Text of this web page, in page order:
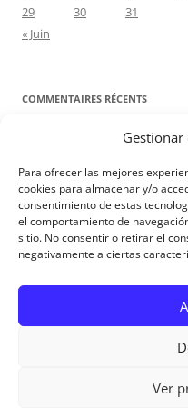
Para ofrecer las mejores
cookies para almacenar y/o
consentimiento de estas
el comportamiento de
sitio. No consentir o retirar el
negativamente a ciertas
Ver
29
30
31
« Juin
COMMENTAIRES RÉCENTS
Proyecto Amor Conyugaldans
pour les époux : Luc 12, 8-12
Manuel MirallesdansContre
époux : Luc 12, 8-12